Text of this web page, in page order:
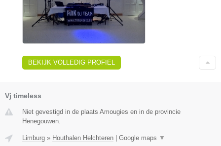
BEKIJK VOLLEDIG PROFIEL
Vj timeless
Niet gevestigd in de plaats Amougies en in de provincie
Henegouwen.
Limburg » Houthalen Helchteren Google maps ▼